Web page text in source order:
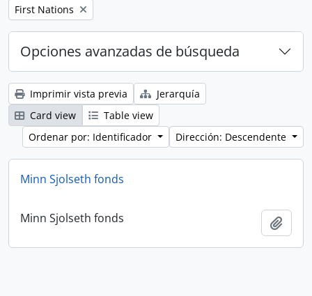
Remove filter:
First Nations
Opciones avanzadas de búsqueda
Imprimir vista previa
Jerarquía
Card view
Table view
Ordenar por: Identificador
Dirección: Descendente
Minn Sjolseth fonds
Minn Sjolseth fonds